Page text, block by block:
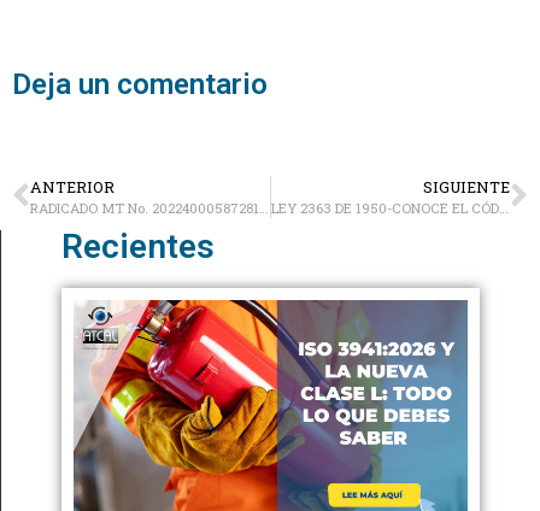
Deja un comentario
ANTERIOR SIGUIENTE
LEY 2363 DE 1950-CONOCE EL CÓDIGO SUSTANTIVO DE TRABAJO
Recientes